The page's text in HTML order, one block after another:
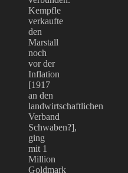
Kempfle
verkaufte
den
Marstall
noch
vor der
Inflation
[1917
an den
landwirtschaftlichen
Verband
Schwaben?],
ging
mit 1
Million
Goldmark